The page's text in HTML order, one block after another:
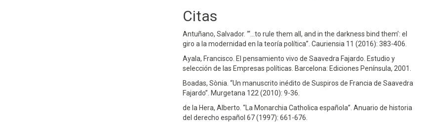
0 0
Citas
Antuñano, Salvador. “‘…to rule them all, and in the darkness bind them’: el
giro a la modernidad en la teoría política”. Cauriensia 11 (2016): 383-406.
Ayala, Francisco. El pensamiento vivo de Saavedra Fajardo. Estudio y
selección de las Empresas políticas. Barcelona: Ediciones Península, 2001.
Boadas, Sònia. “Un manuscrito inédito de Suspiros de Francia de Saavedra
Fajardo”. Murgetana 122 (2010): 9-36.
de la Hera, Alberto. “La Monarchia Catholica española”. Anuario de historia
del derecho español 67 (1997): 661-676.